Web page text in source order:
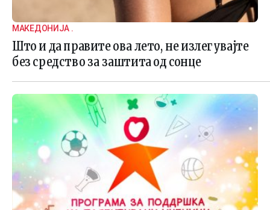
МАКЕДОНИЈА .
Што и да правите ова лето, не излегувајте
без средство за заштита од сонце